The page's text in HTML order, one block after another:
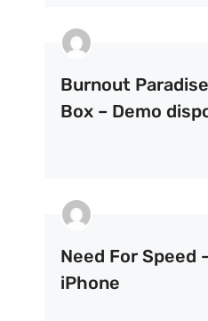
Burnout
Box – Demo
Need For Speed
iPhone